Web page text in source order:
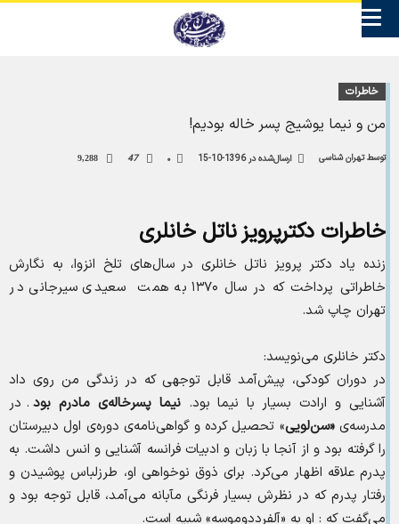
خاطرات
من و نیما یوشیج پسر خاله بودیم!
توسطتهران شناسی ارسال‌شده در1396-10-15 ۰ 47
خاطرات دکترپرویز ناتل خانلری
زنده یاد دکتر پرویز ناتل خانلری در سال‌های تلخ انزوا، به نگارش
خاطراتی پرداخت که در سال ۱۳۷۰ به همت سعیدی سیرجانی در
تهران چاپ شد.
دکتر خانلری می‌نویسد:
در دوران کودکی، پیش‌آمد قابل توجهی که در زندگی من روی داد
آشنایی و ارادت بسیار با نیما بود.نیما پسرخاله‌ی مادرم بود . در
مدرسه‌ی«سن‌لویی» تحصیل کرده و گواهی‌نامه‌ی دوره‌ی اول دبیرستان
را گرفته بود و از آنجا با زبان و ادبیات فرانسه آشنایی و انس داشت. به
پدرم علاقه اظهار می‌کرد. برای ذوق نوخواهی او، طرزلباس پوشیدن و
رفتار پدرم که در نظرش بسیار فرنگی مآبانه می‌آمد، قابل توجه بود و
می‌گفت که : او به «آلفرددوموسه» شبیه است.